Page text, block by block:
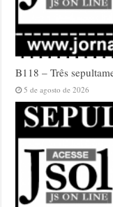
B118 – Três
5 de agosto de 2026